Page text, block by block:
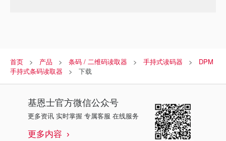
首页 产品 条码 / 二维码读取器 手持式读码器
DPM
手持式条码读取器
下载
基恩士官方微信公众号
更多资讯 实时掌握 专属客服 在线服务
更多内容